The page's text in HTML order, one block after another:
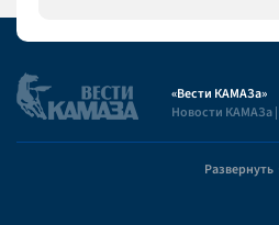
«Вести КАМАЗа»
Новости КАМАЗа
Развернуть